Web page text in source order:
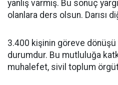
yanlış varmış. Bu sonuç
olanlara ders olsun. Darısı
3.400 kişinin göreve
durumdur. Bu mutluluğa
muhalefet, sivil toplum